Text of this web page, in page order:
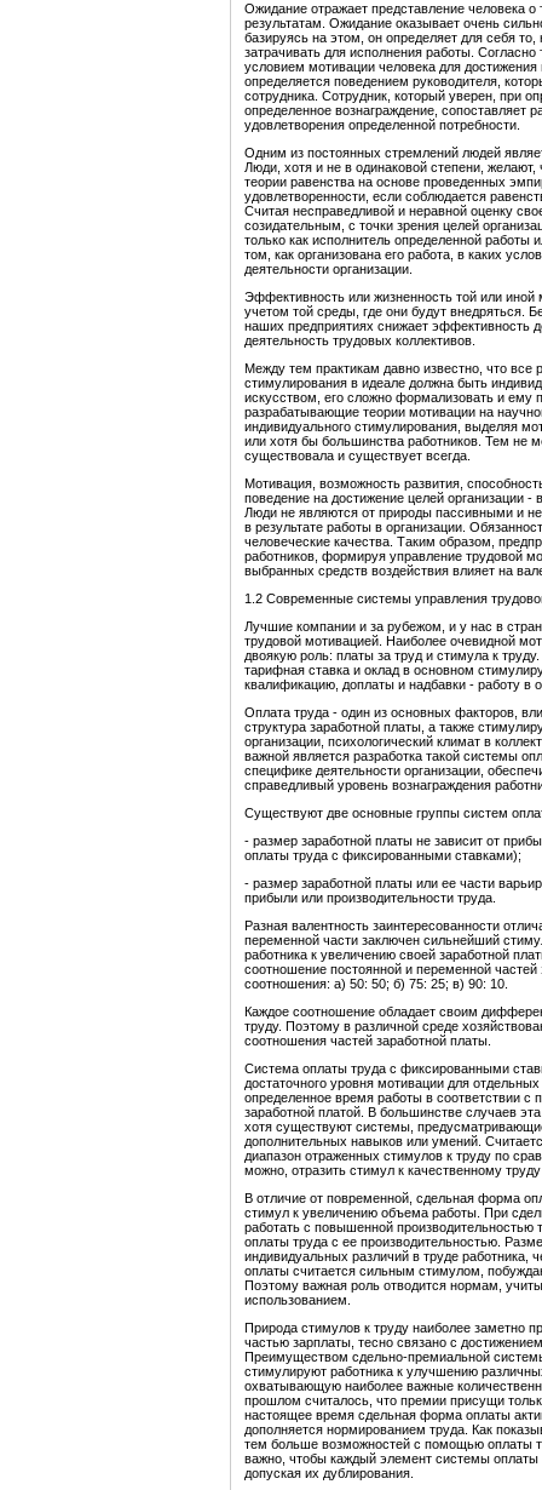
Ожидание отражает представление человека
результатам. Ожидание оказывает очень
базируясь на этом, он определяет для себя
затрачивать для исполнения работы.
условием мотивации человека для
определяется поведением руководителя,
сотрудника. Сотрудник, который уверен, при
определенное вознаграждение, сопоставляет
удовлетворения определенной потребности.
Одним из постоянных стремлений людей
Люди, хотя и не в одинаковой степени,
теории равенства на основе проведенных
удовлетворенности, если соблюдается
Считая несправедливой и неравной оценку
созидательным, с точки зрения целей
только как исполнитель определенной
том, как организована его работа, в каких
деятельности организации.
Эффективность или жизненность той или иной
учетом той среды, где они будут внедряться.
наших предприятиях снижает эффективность
деятельность трудовых коллективов.
Между тем практикам давно известно, что все
стимулирования в идеале должна быть
искусством, его сложно формализовать и ему
разрабатывающие теории мотивации на
индивидуального стимулирования, выделяя
или хотя бы большинства работников. Тем не
существовала и существует всегда.
Мотивация, возможность развития,
поведение на достижение целей организации
Люди не являются от природы пассивными и
в результате работы в организации.
человеческие качества. Таким образом,
работников, формируя управление трудовой
выбранных средств воздействия влияет на
1.2 Современные системы управления
Лучшие компании и за рубежом, и у нас в
трудовой мотивацией. Наиболее очевидной
двоякую роль: платы за труд и стимула к
тарифная ставка и оклад в основном
квалификацию, доплаты и надбавки - работу в
Оплата труда - один из основных факторов,
структура заработной платы, а также
организации, психологический климат в
важной является разработка такой системы
специфике деятельности организации,
справедливый уровень вознаграждения
Существуют две основные группы систем
- размер заработной платы не зависит от
оплаты труда с фиксированными ставками);
- размер заработной платы или ее части
прибыли или производительности труда.
Разная валентность заинтересованности
переменной части заключен сильнейший
работника к увеличению своей заработной
соотношение постоянной и переменной
соотношения: а) 50: 50; б) 75: 25; в) 90: 10.
Каждое соотношение обладает своим
труду. Поэтому в различной среде
соотношения частей заработной платы.
Система оплаты труда с фиксированными
достаточного уровня мотивации для
определенное время работы в соответствии
заработной платой. В большинстве случаев
хотя существуют системы,
дополнительных навыков или умений.
диапазон отраженных стимулов к труду по
можно, отразить стимул к качественному
В отличие от повременной, сдельная форма
стимул к увеличению объема работы. При
работать с повышенной производительностью
оплаты труда с ее производительностью.
индивидуальных различий в труде работника,
оплаты считается сильным стимулом,
Поэтому важная роль отводится нормам,
использованием.
Природа стимулов к труду наиболее заметно
частью зарплаты, тесно связано с
Преимуществом сдельно-премиальной
стимулируют работника к улучшению
охватывающую наиболее важные
прошлом считалось, что премии присущи
настоящее время сдельная форма оплаты
дополняется нормированием труда. Как
тем больше возможностей с помощью оплаты
важно, чтобы каждый элемент системы
допуская их дублирования.